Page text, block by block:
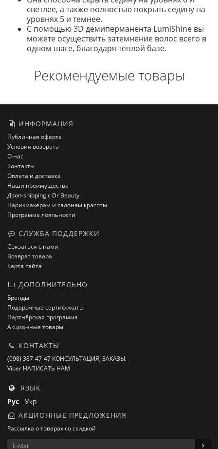
светлее, а также полностью покрыть седину на
уровнях 5 и темнее.
С помощью 3D демиперманента LumiShine вы
можете осуществить затемнение волос всего в
одном шаге, благодаря теплой базе.
Рекомендуемые товары
ИНФОРМАЦИЯ
Публичная оферта
Условия возврата
О нас
Контакты
Оплата и доставка
Наши преимущества
Дроп-shipping с Dr Beauty
Парикмахерам и салонам красоты
Программа лояльности
СЛУЖБА ПОДДЕРЖКИ
Связаться с нами
Возврат товара
Карта сайта
ДОПОЛНИТЕЛЬНО
Бренды
Подарочные сертификаты
Партнёрская программа
Акционные товары
КОНТАКТЫ
(098) 387-47-47 КОНСУЛЬТАЦИЯ, ЗАКАЗЫ.
Viber НАПИСАТЬ НАМ
ЯЗЫК
Рус Укр
АКЦИОННЫЕ ПРЕДЛОЖЕНИЯ
Рассылка о товарах со скидкой